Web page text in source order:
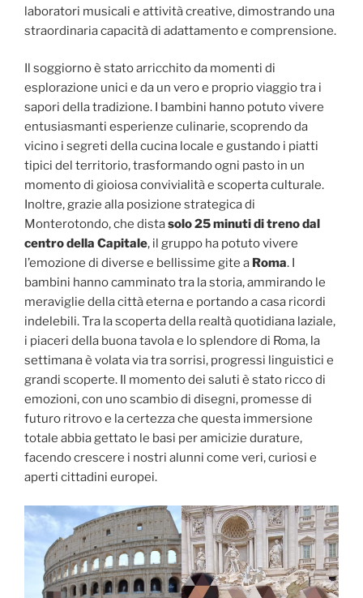
laboratori musicali e attività creative, dimostrando una
straordinaria capacità di adattamento e comprensione.
Il soggiorno è stato arricchito da momenti di
esplorazione unici e da un vero e proprio viaggio tra i
sapori della tradizione. I bambini hanno potuto vivere
entusiasmanti esperienze culinarie, scoprendo da
vicino i segreti della cucina locale e gustando i piatti
tipici del territorio, trasformando ogni pasto in un
momento di gioiosa convivialità e scoperta culturale.
Inoltre, grazie alla posizione strategica di
Monterotondo, che distasolo 25 minuti di treno dal
centro della Capitale, il gruppo ha potuto vivere
l’emozione di diverse e bellissime gite a Roma. I
bambini hanno camminato tra la storia, ammirando le
meraviglie della città eterna e portando a casa ricordi
indelebili. Tra la scoperta della realtà quotidiana laziale,
i piaceri della buona tavola e lo splendore di Roma, la
settimana è volata via tra sorrisi, progressi linguistici e
grandi scoperte. Il momento dei saluti è stato ricco di
emozioni, con uno scambio di disegni, promesse di
futuro ritrovo e la certezza che questa immersione
totale abbia gettato le basi per amicizie durature,
facendo crescere i nostri alunni come veri, curiosi e
aperti cittadini europei.